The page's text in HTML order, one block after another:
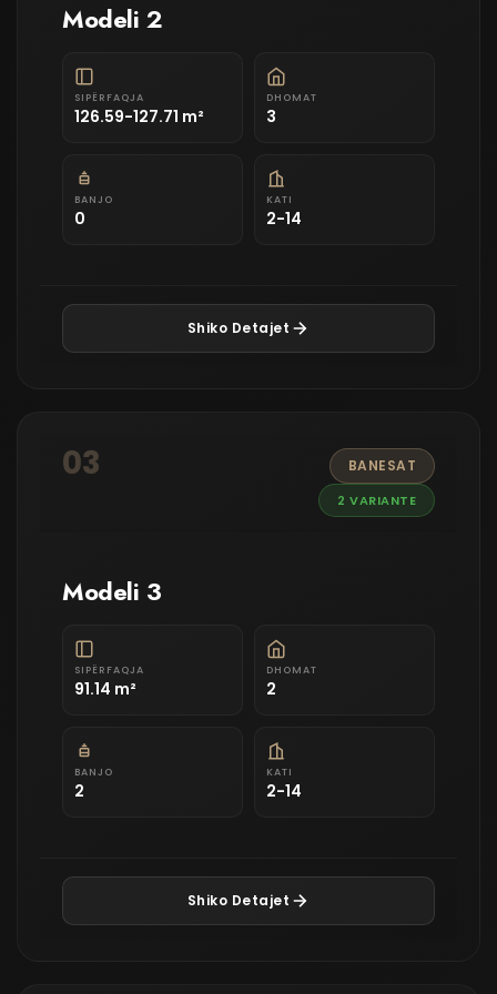
Modeli 2
SIPËRFAQJA
126.59-127.71 m²
DHOMAT
3
BANJO
0
KATI
2-14
Shiko Detajet
03 BANESAT
2 VARIANTE
Modeli 3
SIPËRFAQJA
91.14 m²
DHOMAT
2
BANJO
2
KATI
2-14
Shiko Detajet